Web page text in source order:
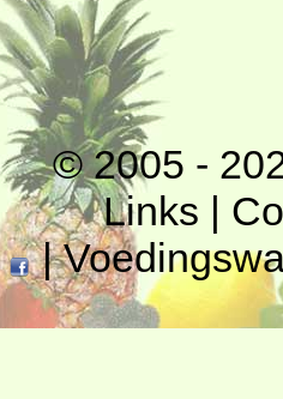
© 2005 -
Links |
|